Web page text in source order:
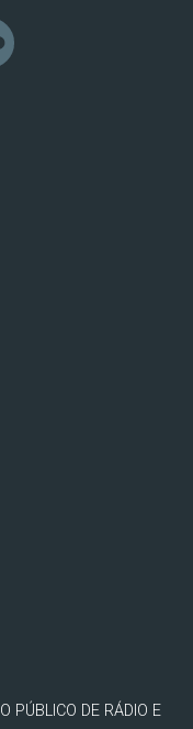
PÚBLICO DE RÁDIO E